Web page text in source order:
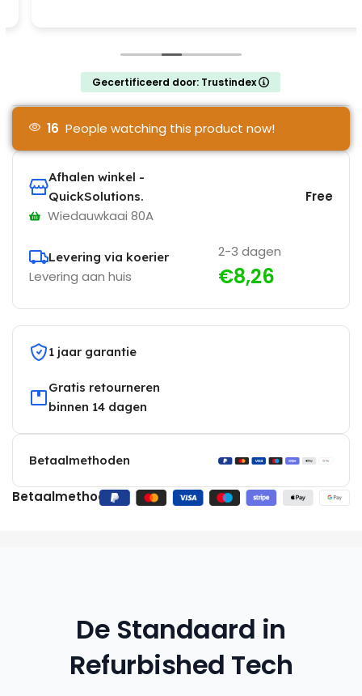
Gecertificeerd door: Trustindex
16 People watching this product now!
Afhalen winkel -
QuickSolutions.
Wiedauwkaai 80A
Free
Levering via koerier
Levering aan huis
2-3 dagen
€8,26
1 jaar garantie
Gratis retourneren
binnen 14 dagen
Betaalmethoden
Betaalmethoden:
De Standaard in
Refurbished Tech